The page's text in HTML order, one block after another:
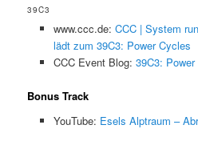
39C3
www.ccc.de: CCC | System
lädt zum 39C3: Power Cycles
CCC Event Blog: 39C3:
Bonus Track
YouTube: Esels Alptraum –